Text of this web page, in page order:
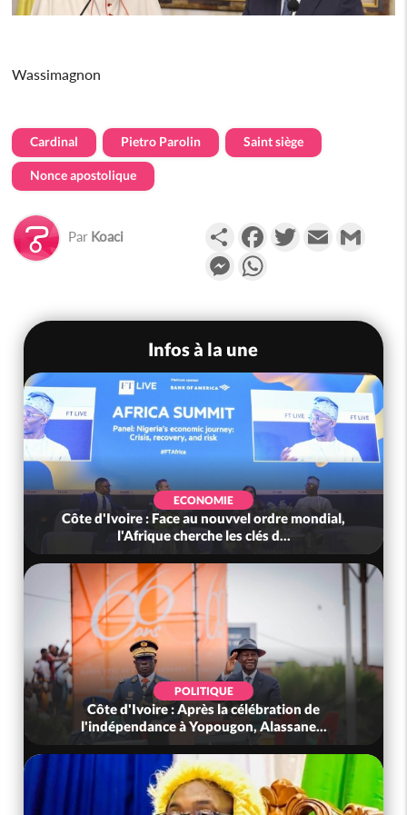
Wassimagnon
Cardinal Pietro Parolin Saint siège
Nonce apostolique
Par Koaci PartagerFacebookTwitterEmail
Messenger
Infos à la une
ECONOMIE
: Face au nouvvel ordre mondial,
cherche les clés d...
POLITIQUE
: Après la célébration de
à Yopougon, Alassane...
Côte d'Ivoire :
Côte d'Ivoire :
Touré aux